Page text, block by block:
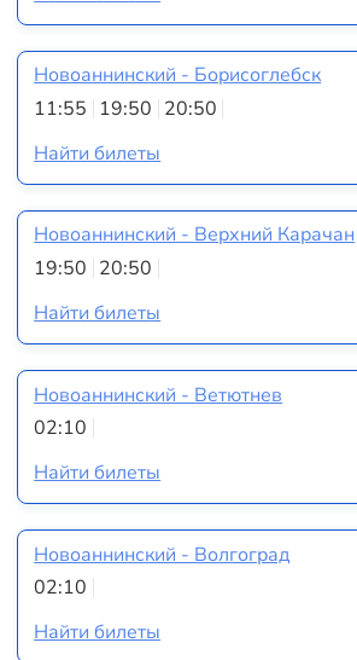
Новоаннинский - Борисоглебск
11:55 19:50 20:50
Найти билеты
Новоаннинский - Верхний Карачан
19:50 20:50
Найти билеты
Новоаннинский - Ветютнев
02:10
Найти билеты
Новоаннинский - Волгоград
02:10
Найти билеты